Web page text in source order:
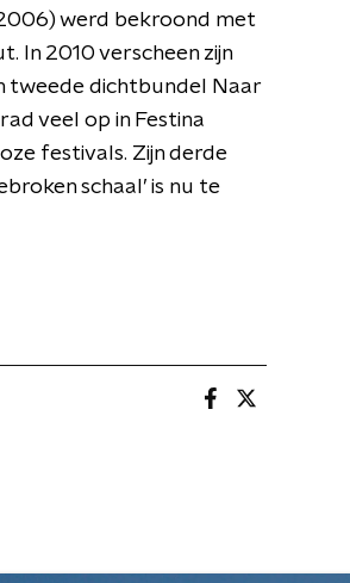
werd bekroond met
In 2010 verscheen zijn
tweede dichtbundel Naar
veel op in Festina
festivals. Zijn derde
schaal’ is nu te